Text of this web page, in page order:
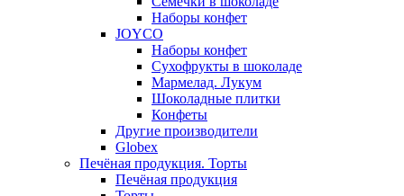
Наборы конфет
JOYCO
Наборы конфет
Сухофрукты в шоколаде
Мармелад. Лукум
Шоколадные плитки
Конфеты
Другие производители
Globex
Печёная продукция. Торты
Печёная продукция